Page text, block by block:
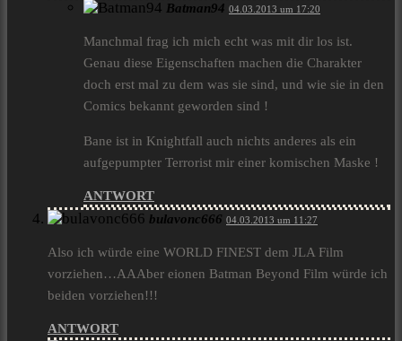
Batman94 04.03.2013 um 17:20
Manchmal frag ich mich echt was mit dir los ist.
Genau diese Eigenschaften machen die Charakter
doch erst mal zu dem was sie sind, und wie sie in den
Comics bekannt geworden sind !
Bane ist in Knightfall auch nichts anderes als ein
aufgepumpter Terrorist mir einer komischen Maske !
ANTWORT
bulavonc666 04.03.2013 um 11:27
Also ich würde eine WORLD FINEST dem JLA Film
vorziehen…AAAber eionen Batman Beyond Film würde ich
beiden vorziehen!!!
ANTWORT